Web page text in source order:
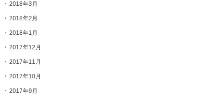
2018年3月
2018年2月
2018年1月
2017年12月
2017年11月
2017年10月
2017年9月